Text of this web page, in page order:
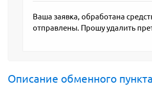
Ваша заявка, обработана
отправлены. Прошу удалить
Описание обменного